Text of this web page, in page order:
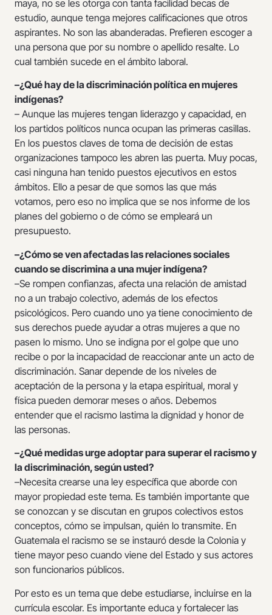
maya, no se les otorga con tanta facilidad becas de
estudio, aunque tenga mejores calificaciones que otros
aspirantes. No son las abanderadas. Prefieren escoger a
una persona que por su nombre o apellido resalte. Lo
cual también sucede en el ámbito laboral.
–¿Qué hay de la discriminación política en mujeres
indígenas?
– Aunque las mujeres tengan liderazgo y capacidad, en
los partidos políticos nunca ocupan las primeras casillas.
En los puestos claves de toma de decisión de estas
organizaciones tampoco les abren las puerta. Muy pocas,
casi ninguna han tenido puestos ejecutivos en estos
ámbitos. Ello a pesar de que somos las que más
votamos, pero eso no implica que se nos informe de los
planes del gobierno o de cómo se empleará un
presupuesto.
–¿Cómo se ven afectadas las relaciones sociales
cuando se discrimina a una mujer indígena?
–Se rompen confianzas, afecta una relación de amistad
no a un trabajo colectivo, además de los efectos
psicológicos. Pero cuando uno ya tiene conocimiento de
sus derechos puede ayudar a otras mujeres a que no
pasen lo mismo. Uno se indigna por el golpe que uno
recibe o por la incapacidad de reaccionar ante un acto de
discriminación. Sanar depende de los niveles de
aceptación de la persona y la etapa espiritual, moral y
física pueden demorar meses o años. Debemos
entender que el racismo lastima la dignidad y honor de
las personas.
–¿Qué medidas urge adoptar para superar el racismo y
la discriminación, según usted?
–Necesita crearse una ley específica que aborde con
mayor propiedad este tema. Es también importante que
se conozcan y se discutan en grupos colectivos estos
conceptos, cómo se impulsan, quién lo transmite. En
Guatemala el racismo se se instauró desde la Colonia y
tiene mayor peso cuando viene del Estado y sus actores
son funcionarios públicos.
Por esto es un tema que debe estudiarse, incluirse en la
currícula escolar. Es importante educa y fortalecer las